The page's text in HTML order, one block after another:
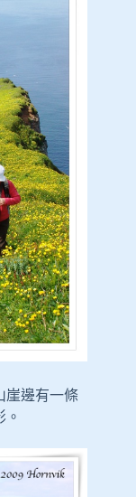
崖邊有一條